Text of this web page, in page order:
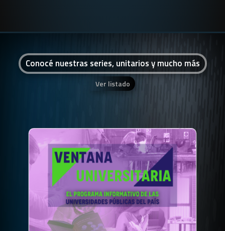
Conocé nuestras series, unitarios y mucho más
Ver listado